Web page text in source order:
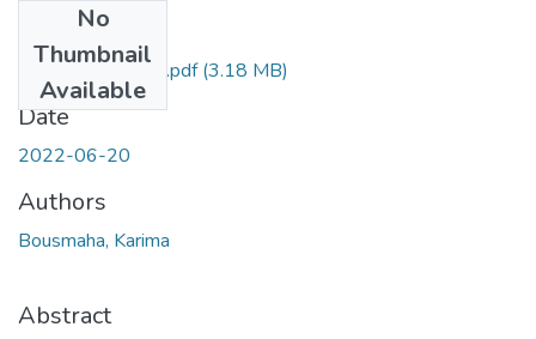
No
Thumbnail
Available
Ms.Gm.Bousmaha.pdf(3.18 MB)
Date
2022-06-20
Authors
Bousmaha, Karima
Abstract